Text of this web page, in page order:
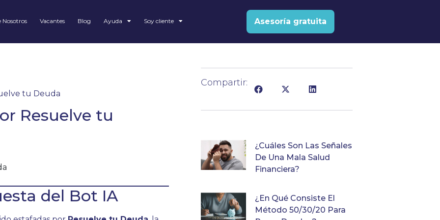
Nosotros Vacantes Blog Ayuda Soy cliente Asesoría gratuita
tu Deuda
Resuelve tu
del Bot IA
Compartir:
¿Cuáles Son Las Señales
De Una Mala Salud
Financiera?
¿En Qué Consiste El
Método 50/30/20 Para